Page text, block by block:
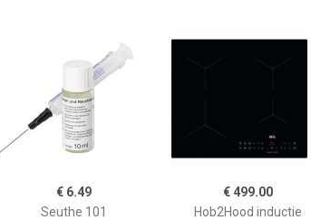
€ 6.49
Seuthe 101
€ 499.00
Hob2Hood inductie